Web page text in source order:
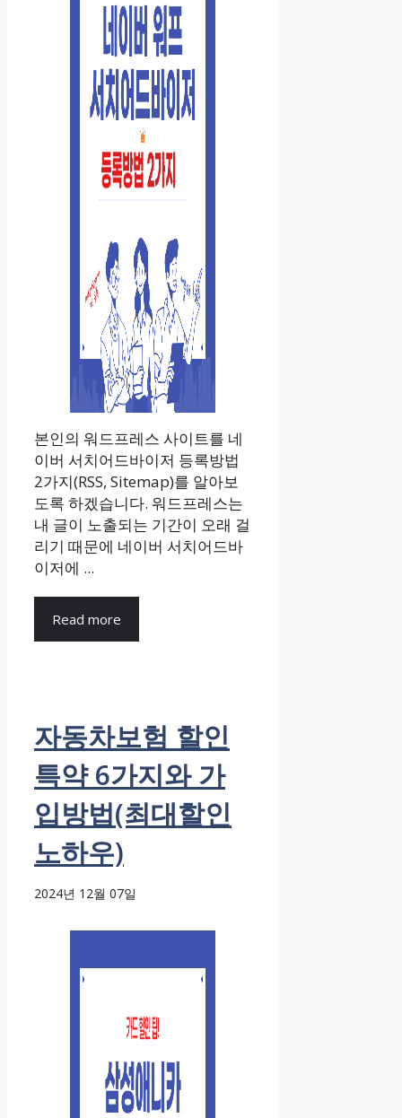
본인의 워드프레스 사이트를 네
이버 서치어드바이저 등록방법
2가지(RSS, Sitemap)를 알아보
도록 하겠습니다. 워드프레스는
내 글이 노출되는 기간이 오래 걸
리기 때문에 네이버 서치어드바
이저에 ...
Read more
자동차보험 할인
특약 6가지와 가
입방법(최대할인
노하우)
2024년 12월 07일